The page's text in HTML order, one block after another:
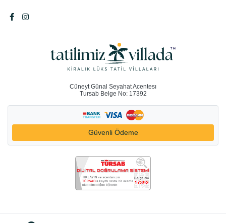
Cüneyt Günal Seyahat Acentesı
Tursab Belge No: 17392
Güvenli Ödeme